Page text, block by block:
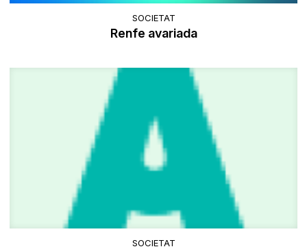
SOCIETAT
Renfe avariada
SOCIETAT